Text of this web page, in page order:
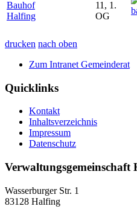
Bauhof
Halfing
11, 1.
OG
drucken nach oben
Zum Intranet Gemeinderat
Quicklinks
Kontakt
Inhaltsverzeichnis
Impressum
Datenschutz
Verwaltungsgemeinschaft
Wasserburger Str. 1
83128 Halfing